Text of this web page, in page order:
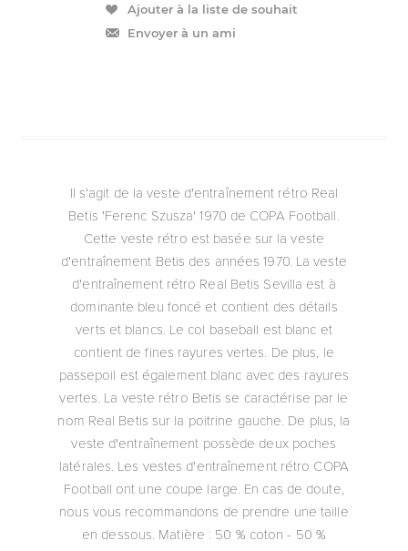
Ajouter à la liste de souhait
Envoyer à un ami
Il s'agit de la veste d'entraînement rétro Real
Betis 'Ferenc Szusza' 1970 de COPA Football.
Cette veste rétro est basée sur la veste
d'entraînement Betis des années 1970. La veste
d'entraînement rétro Real Betis Sevilla est à
dominante bleu foncé et contient des détails
verts et blancs. Le col baseball est blanc et
contient de fines rayures vertes. De plus, le
passepoil est également blanc avec des rayures
vertes. La veste rétro Betis se caractérise par le
nom Real Betis sur la poitrine gauche. De plus, la
veste d'entraînement possède deux poches
latérales. Les vestes d'entraînement rétro COPA
Football ont une coupe large. En cas de doute,
nous vous recommandons de prendre une taille
en dessous. Matière : 50 % coton - 50 %